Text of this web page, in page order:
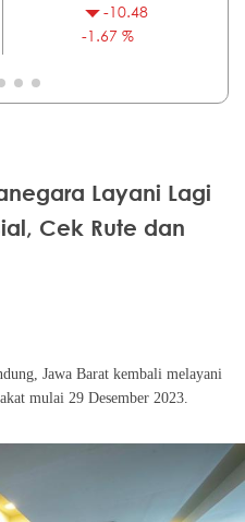
-10.48
-1.67 %
Layani Lagi
Cek Rute dan
Jawa Barat kembali melayani
mulai 29 Desember 2023.